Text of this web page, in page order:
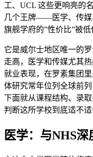
工、UCL 这些更响亮的
几个王牌——医学、传
旗舰学府的”性价比”被低
它是威尔士地区唯一的
走高，医学和传媒尤其
就业表现，在罗素集团
体研究常年位列全球前
下面就从课程结构、录
判断这所学校到底适不适
医学：与NHS